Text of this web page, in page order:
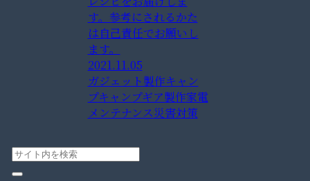
す。参考にされるかた
は自己責任でお願いし
ます。
2021.11.05
ガジェット製作キャン
プキャンプギア製作家電
メンテナンス災害対策